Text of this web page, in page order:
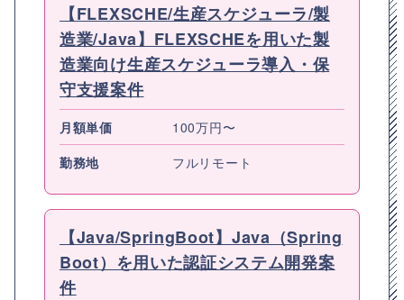
【FLEXSCHE/生産スケジューラ/製
造業/Java】FLEXSCHEを用いた製
造業向け生産スケジューラ導入・保
守支援案件
月額単価
100万円〜
勤務地
フルリモート
【Java/SpringBoot】Java（Spring
Boot）を用いた認証システム開発案
件